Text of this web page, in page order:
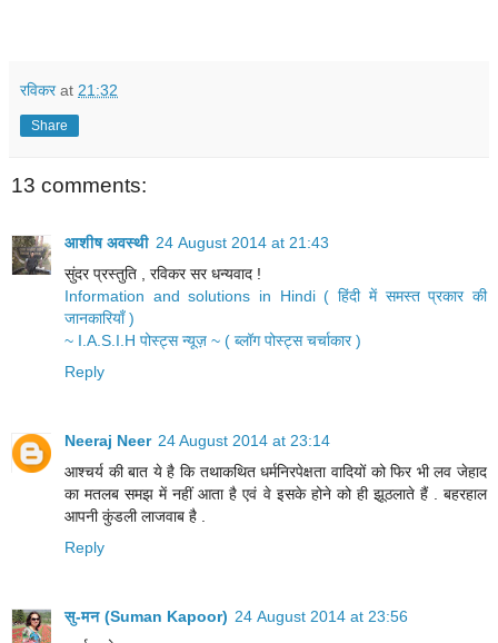
रविकरat 21:32
Share
13 comments:
आशीष अवस्थी 24 August 2014 at 21:43
सुंदर प्रस्तुति , रविकर सर धन्यवाद !
Information and solutions in Hindi ( हिंदी में समस्त प्रकार की
जानकारियाँ )
~ I.A.S.I.H पोस्ट्स न्यूज़ ~ ( ब्लॉग पोस्ट्स चर्चाकार )
Reply
Neeraj Neer 24 August 2014 at 23:14
आश्चर्य की बात ये है कि तथाकथित धर्मनिरपेक्षता वादियों को फिर भी लव जेहाद
का मतलब समझ में नहीं आता है एवं वे इसके होने को ही झूठलाते हैं . बहरहाल
आपनी कुंडली लाजवाब है .
Reply
सु-मन (Suman Kapoor) 24 August 2014 at 23:56